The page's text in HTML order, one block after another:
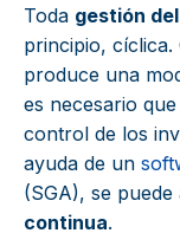
Toda gestión
principio, cíclica.
produce una
es necesario
control de los
ayuda de un
(SGA), se puede
continua.